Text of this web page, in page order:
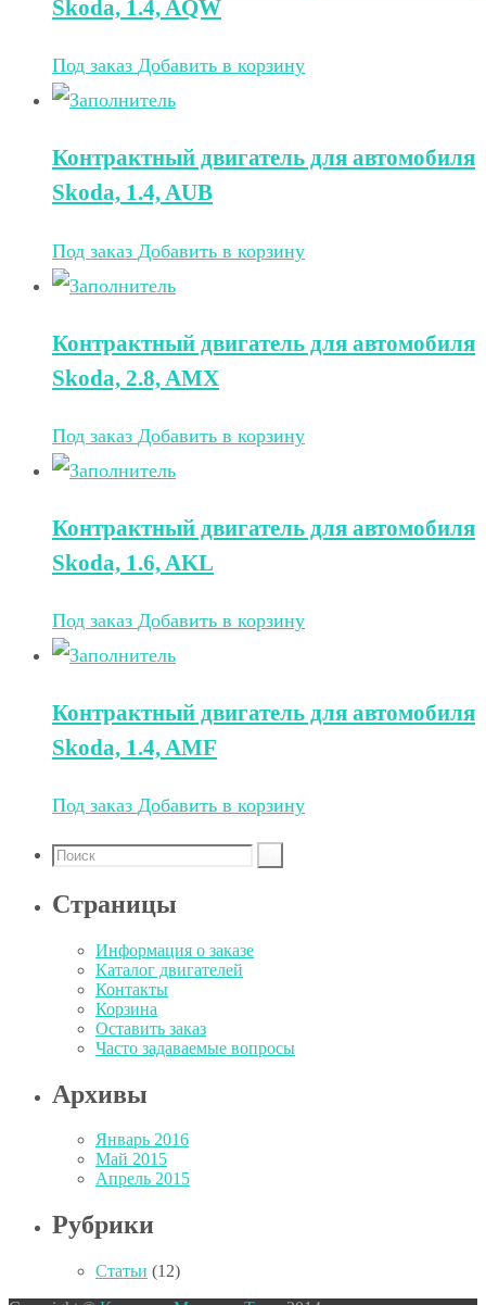
Skoda, 1.4, AQW
Под заказ Добавить в корзину
Контрактный двигатель для автомобиля
Skoda, 1.4, AUB
Под заказ Добавить в корзину
Контрактный двигатель для автомобиля
Skoda, 2.8, AMX
Под заказ Добавить в корзину
Контрактный двигатель для автомобиля
Skoda, 1.6, AKL
Под заказ Добавить в корзину
Контрактный двигатель для автомобиля
Skoda, 1.4, AMF
Под заказ Добавить в корзину
Страницы
Информация о заказе
Каталог двигателей
Контакты
Корзина
Оставить заказ
Часто задаваемые вопросы
Архивы
Январь 2016
Май 2015
Апрель 2015
Рубрики
Статьи (12)